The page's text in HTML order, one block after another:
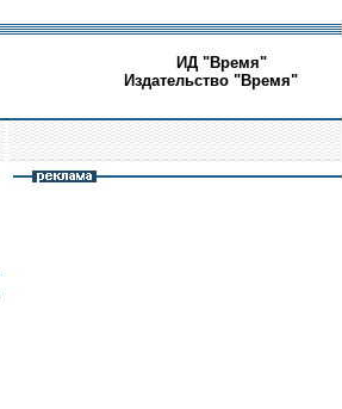
ИД "Время"
Издательство "Время"